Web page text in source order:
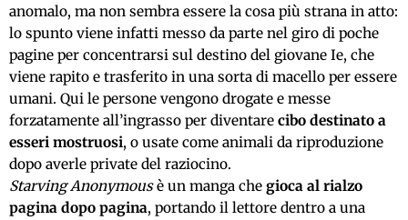
anomalo, ma non sembra essere la cosa più strana in atto:
lo spunto viene infatti messo da parte nel giro di poche
pagine per concentrarsi sul destino del giovane Ie, che
viene rapito e trasferito in una sorta di macello per essere
umani. Qui le persone vengono drogate e messe
forzatamente all’ingrasso per diventare cibo destinato a
esseri mostruosi, o usate come animali da riproduzione
dopo averle private del raziocino.
Starving Anonymousè un manga che gioca al rialzo
pagina dopo pagina, portando il lettore dentro a una